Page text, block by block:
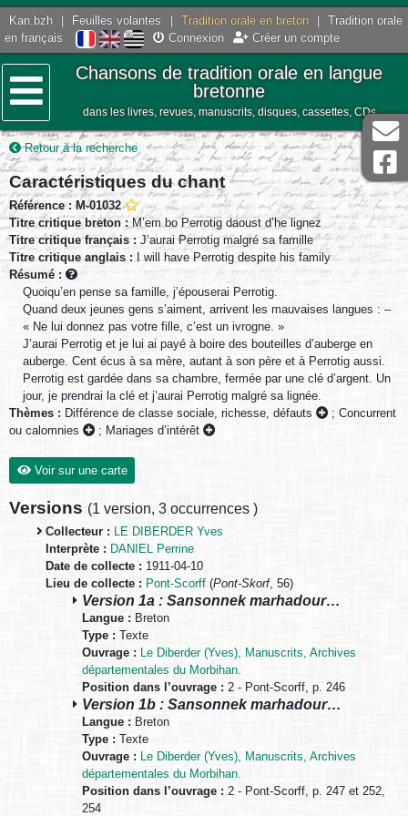
Kan.bzh Feuilles volantes Tradition orale en breton
Tradition orale
en français
Connexion Créer un compte
Menu
Chansons de tradition orale en langue
bretonne
dans les livres, revues, manuscrits, disques, cassettes, CDs
Retour à la recherche
Caractéristiques du chant
Référence : M-01032
Titre critique breton : M’em bo Perrotig daoust d’he lignez
Titre critique français : J’aurai Perrotig malgré sa famille
Titre critique anglais : I will have Perrotig despite his family
Résumé :
Quoiqu’en pense sa famille, j’épouserai Perrotig.
Quand deux jeunes gens s’aiment, arrivent les mauvaises langues : –
« Ne lui donnez pas votre fille, c’est un ivrogne. »
J’aurai Perrotig et je lui ai payé à boire des bouteilles d’auberge en
auberge. Cent écus à sa mère, autant à son père et à Perrotig aussi.
Perrotig est gardée dans sa chambre, fermée par une clé d’argent. Un
jour, je prendrai la clé et j’aurai Perrotig malgré sa lignée.
Thèmes : Différence de classe sociale, richesse, défauts ; Concurrent
ou calomnies
; Mariages d’intérêt
Voir sur une carte
Versions (1 version, 3 occurrences )
Collecteur : LE DIBERDER Yves
Interprète : DANIEL Perrine
Date de collecte : 1911-04-10
Lieu de collecte : Pont-Scorff (Pont-Skorf, 56)
Version 1a : Sansonnek marhadour…
Langue : Breton
Type : Texte
Ouvrage : Le Diberder (Yves), Manuscrits, Archives
départementales du Morbihan.
Position dans l’ouvrage : 2 - Pont-Scorff, p. 246
Version 1b : Sansonnek marhadour…
Langue : Breton
Type : Texte
Ouvrage : Le Diberder (Yves), Manuscrits, Archives
départementales du Morbihan.
Position dans l’ouvrage : 2 - Pont-Scorff, p. 247 et 252,
254